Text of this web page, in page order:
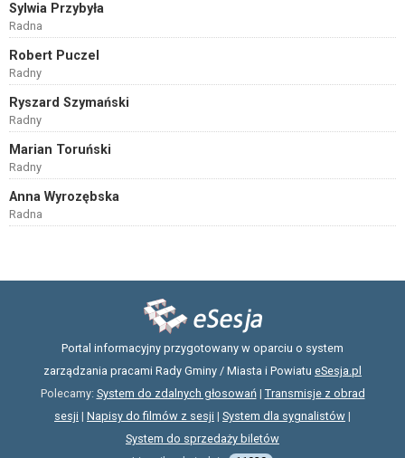
Sylwia Przybyła
Radna
Robert Puczel
Radny
Ryszard Szymański
Radny
Marian Toruński
Radny
Anna Wyrozębska
Radna
Portal informacyjny przygotowany w oparciu o system
zarządzania pracami Rady Gminy / Miasta i Powiatu eSesja.pl
Polecamy: System do zdalnych głosowań| Transmisje z obrad
sesji | Napisy do filmów z sesji | System dla sygnalistów |
System do sprzedaży biletów